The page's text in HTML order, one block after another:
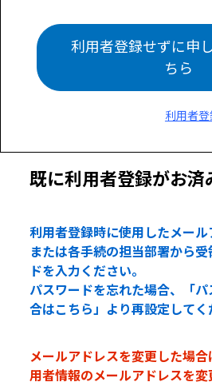
利用者登録せずに申
ちら
利用者
既に利用者登録がお済
利用者登録時に使用したメール
または各手続の担当部署から
ドを入力ください。
パスワードを忘れた場合、「
合はこちら」より再設定してく
メールアドレスを変更した場
用者情報のメールアドレスを変